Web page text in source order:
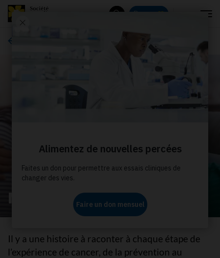
Donnez
Nos histoires
Il y a une histoire à raconter à chaque étape de
l’expérience de cancer, de la prévention au